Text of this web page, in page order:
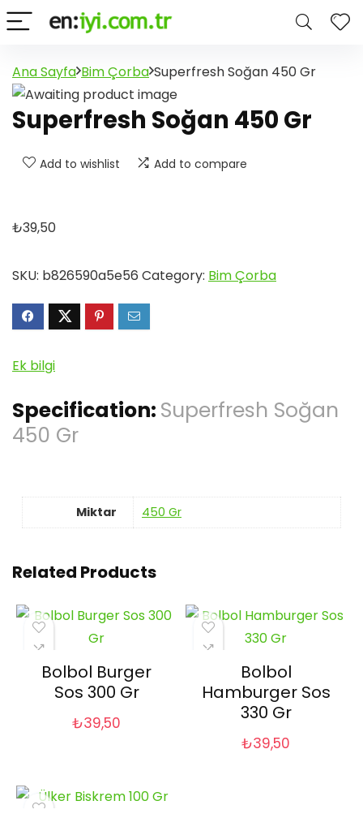
Ana Sayfa Bim Çorba Superfresh Soğan 450 Gr
Superfresh Soğan 450 Gr
Add to wishlist Add to compare
₺39,50
SKU: b826590a5e56 Category: Bim Çorba
Ek bilgi
Specification: Superfresh Soğan
450 Gr
Miktar 450 Gr
Related Products
Bolbol Burger
Sos 300 Gr
₺39,50
Bolbol
Hamburger Sos
330 Gr
₺39,50